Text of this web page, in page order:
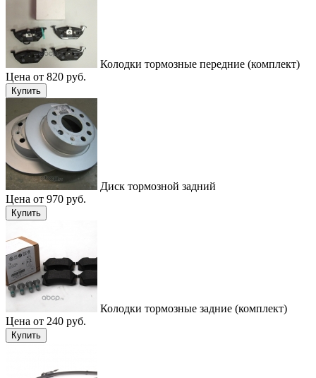
Колодки тормозные передние (комплект)
Цена от 820 руб.
Купить
Диск тормозной задний
Цена от 970 руб.
Купить
Колодки тормозные задние (комплект)
Цена от 240 руб.
Купить